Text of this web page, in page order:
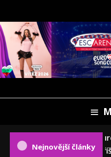
To
Content
Nejnovější články